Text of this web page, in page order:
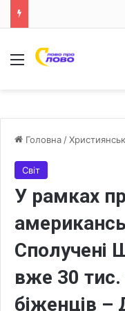
Меню
Головна /
Світ
У рамках
Сполучені
вже 30 тис.
біженців –